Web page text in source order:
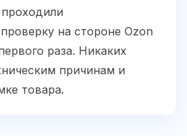
на стороне Ozon
раза. Никаких
причинам и
товара.